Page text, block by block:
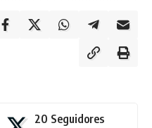
20 Seguidores